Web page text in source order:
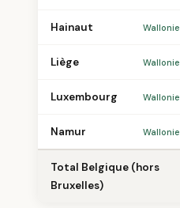
Hainaut Wallonie
Liège Wallonie
Luxembourg Wallonie
Namur Wallonie
Total Belgique (hors
Bruxelles)